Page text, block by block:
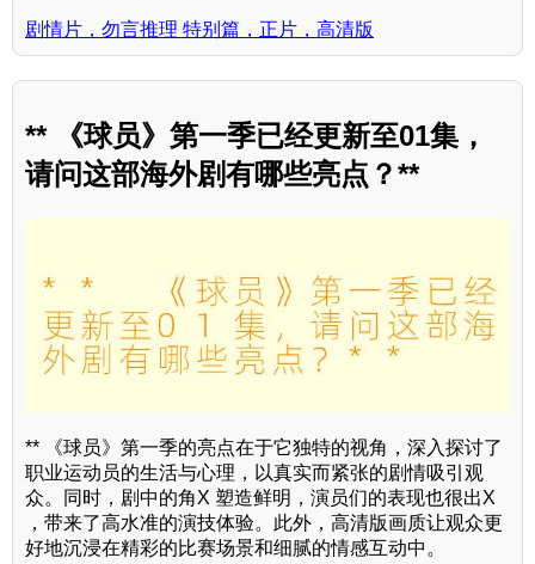
剧情片，勿言推理 特别篇，正片，高清版
** 《球员》第一季已经更新至01集，
请问这部海外剧有哪些亮点？**
** 《球员》第一季的亮点在于它独特的视角，深入探讨了
职业运动员的生活与心理，以真实而紧张的剧情吸引观
众。同时，剧中的角X 塑造鲜明，演员们的表现也很出X
，带来了高水准的演技体验。此外，高清版画质让观众更
好地沉浸在精彩的比赛场景和细腻的情感互动中。